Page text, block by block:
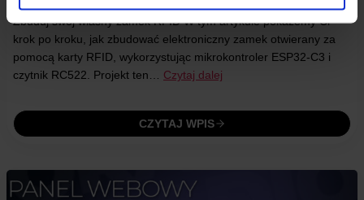
Zbuduj swój własny zamek RFID W tym artykule pokażemy Ci
krok po kroku, jak zbudować elektroniczny zamek otwierany za
pomocą karty RFID, wykorzystując mikrokontroler ESP32-C3 i
czytnik RC522. Projekt ten… Czytaj dalej
CZYTAJ WPIS